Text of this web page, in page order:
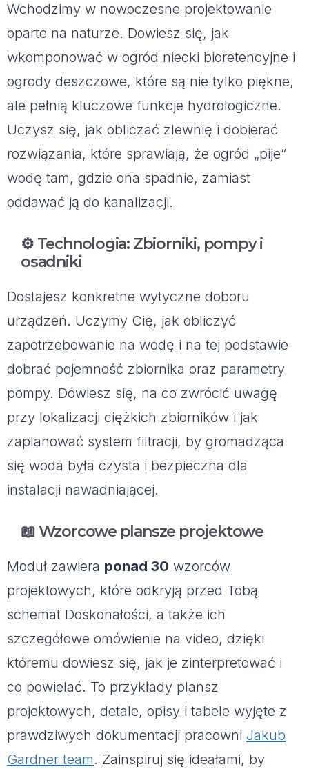
Wchodzimy w nowoczesne projektowanie
oparte na naturze. Dowiesz się, jak
wkomponować w ogród niecki bioretencyjne i
ogrody deszczowe, które są nie tylko piękne,
ale pełnią kluczowe funkcje hydrologiczne.
Uczysz się, jak obliczać zlewnię i dobierać
rozwiązania, które sprawiają, że ogród „pije”
wodę tam, gdzie ona spadnie, zamiast
oddawać ją do kanalizacji.
⚙️ Technologia: Zbiorniki, pompy i
osadniki
Dostajesz konkretne wytyczne doboru
urządzeń. Uczymy Cię, jak obliczyć
zapotrzebowanie na wodę i na tej podstawie
dobrać pojemność zbiornika oraz parametry
pompy. Dowiesz się, na co zwrócić uwagę
przy lokalizacji ciężkich zbiorników i jak
zaplanować system filtracji, by gromadząca
się woda była czysta i bezpieczna dla
instalacji nawadniającej.
📖 Wzorcowe plansze projektowe
Moduł zawiera ponad 30 wzorców
projektowych, które odkryją przed Tobą
schemat Doskonałości, a także ich
szczegółowe omówienie na video, dzięki
któremu dowiesz się, jak je zinterpretować i
co powielać. To przykłady plansz
projektowych, detale, opisy i tabele wyjęte z
prawdziwych dokumentacji pracowni Jakub
Gardner team. Zainspiruj się ideałami, by